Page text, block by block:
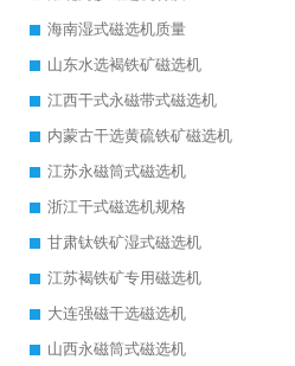
海南湿式磁选机质量
山东水选褐铁矿磁选机
江西干式永磁带式磁选机
内蒙古干选黄硫铁矿磁选机
江苏永磁筒式磁选机
浙江干式磁选机规格
甘肃钛铁矿湿式磁选机
江苏褐铁矿专用磁选机
大连强磁干选磁选机
山西永磁筒式磁选机